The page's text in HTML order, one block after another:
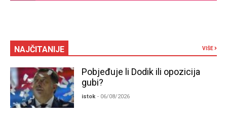
NAJČITANIJE VIŠE
Pobjeđuje li Dodik ili opozicija
gubi?
istok - 06/08/2026